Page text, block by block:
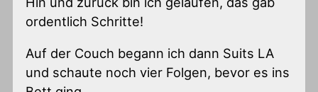
ordentlich Schritte!
Auf der Couch begann ich dann Suits LA
und schaute noch vier Folgen, bevor es ins